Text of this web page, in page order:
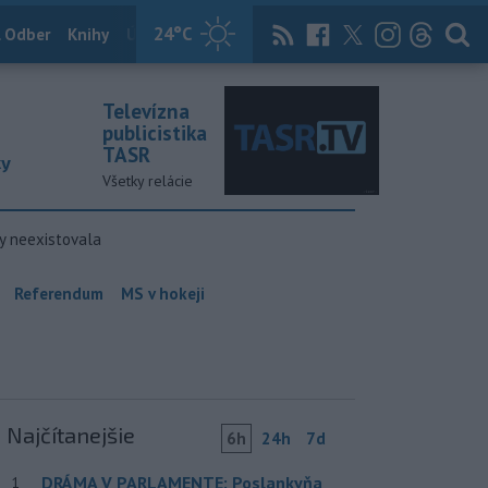
24°C
Odber Knihy Útulkovo Magazín News Now Archív
Televízna
publicistika
TASR
Všetky relácie
neexistovala
Referendum MS v hokeji
Najčítanejšie 6h 24h 7d
1 DRÁMA V PARLAMENTE: Poslankyňa